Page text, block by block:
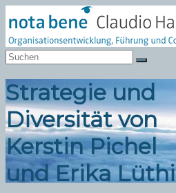
Inhalt
springen
Notabene
Organisationsentwicklung
Strategie und
Diversität von
Kerstin Pichel
und Erika Lüthi